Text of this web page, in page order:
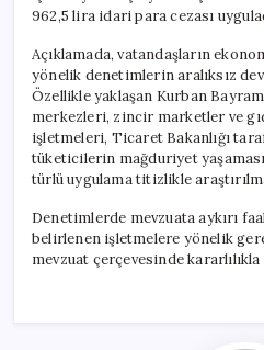
962,5 lira idari para cezası
Açıklamada, vatandaşların
yönelik denetimlerin aralıksız
Özellikle yaklaşan Kurban
merkezleri, zincir marketler ve
işletmeleri, Ticaret Bakanlığı
tüketicilerin mağduriyet
türlü uygulama titizlikle
Denetimlerde mevzuata aykırı
belirlenen işletmelere yönelik
mevzuat çerçevesinde